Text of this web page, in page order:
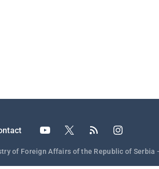
of Foreign Affairs of the Republic of Serbia